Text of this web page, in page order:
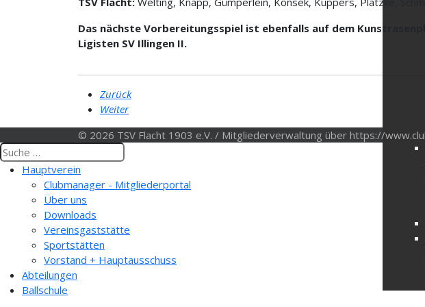
Das nächste Vorbereitungsspiel ist ebenfalls auf dem
Ligisten SV Illingen II.
Zurück
Weiter
© 2026 TSV Flacht 1903 e.V. / Mitgliederverwaltung über https://
Hauptverein
Clubmanager - Mitgliederportal
Über uns
Downloads
Vereinsgaststätte
Sportstätten
Vorstand + Hauptausschuss
Abteilungen
Ballschule